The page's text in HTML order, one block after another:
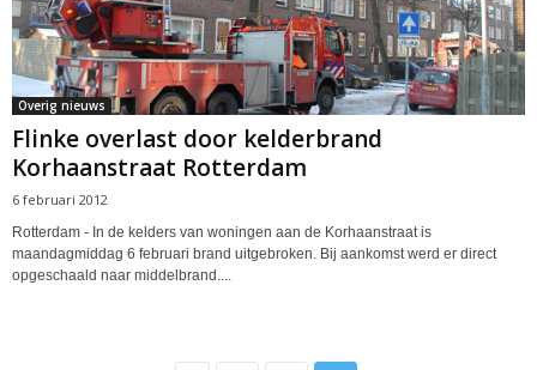
Overig nieuws
Flinke overlast door kelderbrand
Korhaanstraat Rotterdam
6 februari 2012
Rotterdam - In de kelders van woningen aan de Korhaanstraat is
maandagmiddag 6 februari brand uitgebroken. Bij aankomst werd er direct
opgeschaald naar middelbrand....